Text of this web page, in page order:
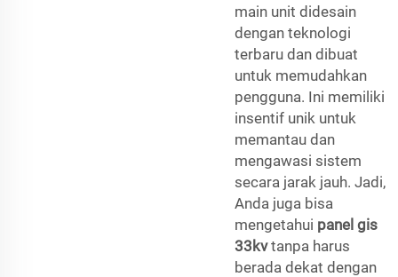
main unit didesain
dengan teknologi
terbaru dan dibuat
untuk memudahkan
pengguna. Ini memiliki
insentif unik untuk
memantau dan
mengawasi sistem
secara jarak jauh. Jadi,
Anda juga bisa
mengetahui panel gis
33kvtanpa harus
berada dekat dengan